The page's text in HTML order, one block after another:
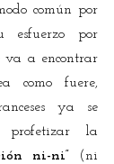
común por
esfuerzo por
va a encontrar
como fuere,
ya se
profetizar la
ni-ni”
(ni